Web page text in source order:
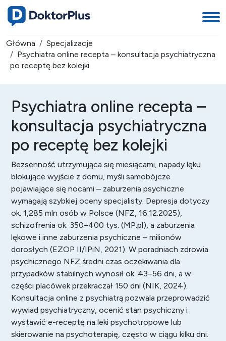
Główna
Specjalizacje
Psychiatra online recepta – konsultacja psychiatryczna
po receptę bez kolejki
Psychiatra online recepta –
konsultacja psychiatryczna
po receptę bez kolejki
Bezsenność utrzymująca się miesiącami, napady lęku
blokujące wyjście z domu, myśli samobójcze
pojawiające się nocami – zaburzenia psychiczne
wymagają szybkiej oceny specjalisty. Depresja dotyczy
ok. 1,285 mln osób w Polsce (NFZ, 16.12.2025),
schizofrenia ok. 350–400 tys. (MP.pl), a zaburzenia
lękowe i inne zaburzenia psychiczne – milionów
dorosłych (EZOP II/IPiN, 2021). W poradniach zdrowia
psychicznego NFZ średni czas oczekiwania dla
przypadków stabilnych wynosił ok. 43–56 dni, a w
części placówek przekraczał 150 dni (NIK, 2024).
Konsultacja online z psychiatrą pozwala przeprowadzić
wywiad psychiatryczny, ocenić stan psychiczny i
wystawić e-receptę na leki psychotropowe lub
skierowanie na psychoterapię, często w ciągu kilku dni.